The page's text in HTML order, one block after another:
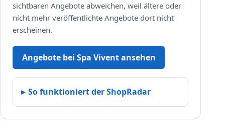
sichtbaren Angebote abweichen, weil ältere oder
nicht mehr veröffentlichte Angebote dort nicht
erscheinen.
Angebote bei Spa Vivent ansehen
So funktioniert der ShopRadar